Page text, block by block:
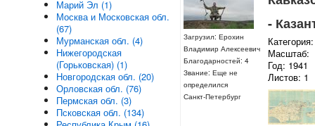
Загрузил: Ерохин
Владимир Алексеевич
Благодарностей: 4
Звание: Еще не
определился
Санкт-Петербург
-
Масштаб:
Год: 1941
Листов: 1
Марий Эл (1)
Москва и Московская обл.
(67)
Мурманская обл. (4)
Нижегородская
(Горьковская) (1)
Новгородская обл. (20)
Орловская обл. (76)
Пермская обл. (3)
Псковская обл. (134)